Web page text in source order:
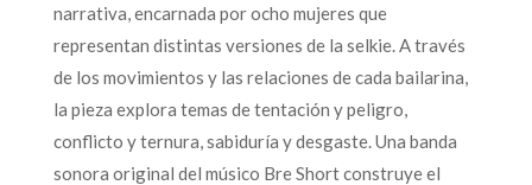
narrativa, encarnada por ocho mujeres que
representan distintas versiones de la selkie. A través
de los movimientos y las relaciones de cada bailarina,
la pieza explora temas de tentación y peligro,
conflicto y ternura, sabiduría y desgaste. Una banda
sonora original del músico Bre Short construye el